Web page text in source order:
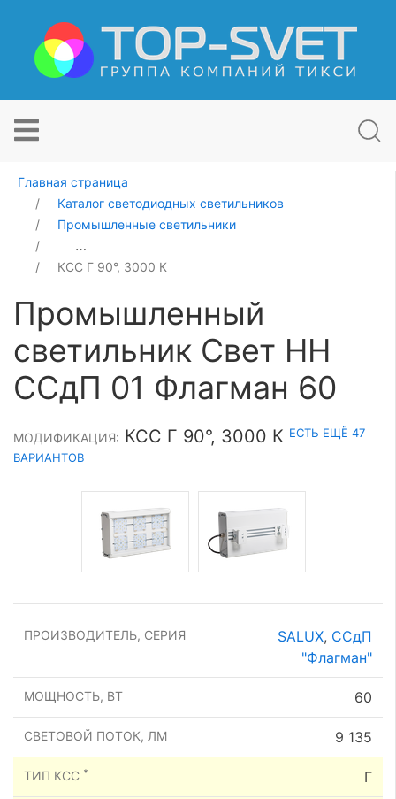
Главная страница
Каталог светодиодных светильников
Промышленные светильники
Промышленный светильник Свет НН ССдП 01
КСС Г 90°, 3000 К
Промышленный
светильник Свет НН
ССдП 01 Флагман 60
МОДИФИКАЦИЯ: КСС Г 90°, 3000 К ЕСТЬ ЕЩЁ 47
ВАРИАНТОВ
ПРОИЗВОДИТЕЛЬ, СЕРИЯ SALUX, ССдП
"Флагман"
МОЩНОСТЬ, ВТ 60
СВЕТОВОЙ ПОТОК, ЛМ 9 135
ТИП КСС * Г